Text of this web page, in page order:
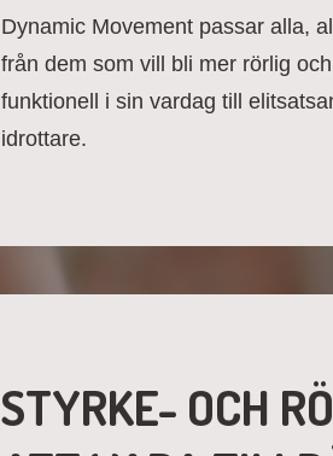
Dynamic Movement passar alla,
från dem som vill bli mer rörlig och
funktionell i sin vardag till
idrottare.
STYRKE- OCH